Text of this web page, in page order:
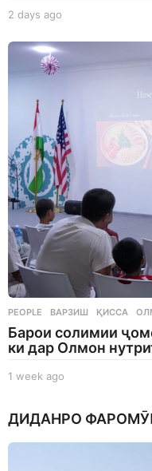
2 days ago
a
g
o
PEOPLE ВАРЗИШ ,ҚИССА ,
Барои солимии
ки дар Олмон
1 week ago
e
ДИДАНРО